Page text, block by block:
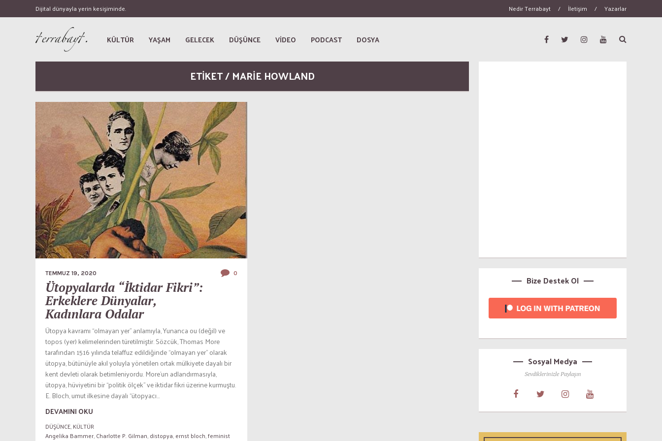
Dijital dünyayla yerin kesişiminde. Nedir Terrabayt / İletişim / Yazarlar
KÜLTÜR YAŞAM GELECEK DÜŞÜNCE VİDEO PODCAST DOSYA
ETİKET / MARIE HOWLAND
TEMMUZ 19, 2020 0
Ütopyalarda “İktidar Fikri”:
Erkeklere Dünyalar,
Kadınlara Odalar
Ütopya kavramı “olmayan yer” anlamıyla, Yunanca ou (değil) ve
topos (yer) kelimelerinden türetilmiştir. Sözcük, Thomas More
tarafından 1516 yılında telaffuz edildiğinde “olmayan yer” olarak
ütopya, bütünüyle akıl yoluyla yönetilen ortak mülkiyete dayalı bir
kent devleti olarak betimleniyordu. More’un adlandırmasıyla,
ütopya, hüviyetini bir “politik ölçek” ve iktidar fikri üzerine kurmuştu.
E. Bloch, umut ilkesine dayalı “ütopyacı...
DEVAMINI OKU
DÜŞÜNCE,KÜLTÜR
Angelika Bammer,Charlotte P. Gilman,distopya,ernst bloch,feminist
Bize Destek Ol
Sosyal Medya
Sevdiklerinizle Paylaşın